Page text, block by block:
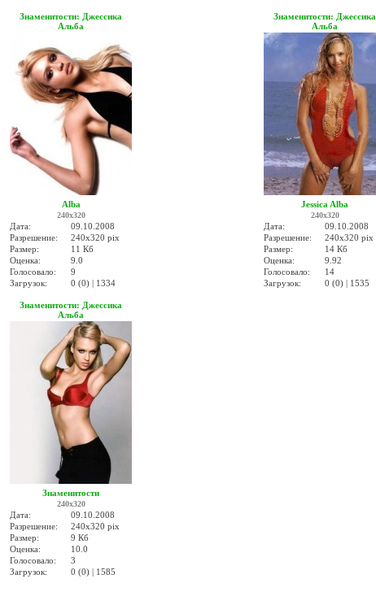
Знаменитости: Джессика
Альба
Alba
240x320
Дата:
09.10.2008
Разрешение:
240x320 pix
Размер:
11 Кб
Оценка:
9.0
Голосовало:
9
Загрузок:
0 (0) | 1334
Знаменитости: Джессика
Альба
Jessica Alba
240x320
Дата:
09.10.2008
Разрешение:
240x320 pix
Размер:
14 Кб
Оценка:
9.92
Голосовало:
14
Загрузок:
0 (0) | 1535
Знаменитости: Джессика
Альба
Знаменитости
240x320
Дата:
09.10.2008
Разрешение:
240x320 pix
Размер:
9 Кб
Оценка:
10.0
Голосовало:
3
Загрузок:
0 (0) | 1585